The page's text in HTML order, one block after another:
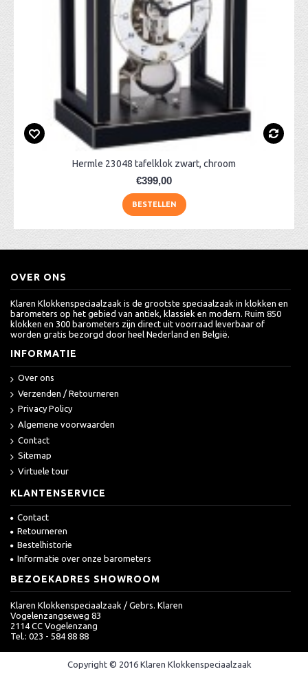
Hermle 23048 tafelklok zwart, chroom
€399,00
BESTELLEN
OVER ONS
Klaren Klokkenspeciaalzaak is de grootste speciaalzaak in klokken en
barometers op het gebied van antiek, klassiek en modern. Ruim 850
klokken en 300 barometers zijn direct uit voorraad leverbaar of
worden gratis bezorgd door heel Nederland en België.
INFORMATIE
Over ons
Verzenden / Retourneren
Privacy Policy
Algemene voorwaarden
Contact
Sitemap
Virtuele tour
KLANTENSERVICE
Contact
Retourneren
Bestelhistorie
Informatie over onze barometers
BEZOEKADRES SHOWROOM
Klaren Klokkenspeciaalzaak / Gebrs. Klaren
Vogelenzangseweg 83
2114 CC Vogelenzang
Tel.: 023 - 584 88 88
Copyright © 2016 Klaren Klokkenspeciaalzaak